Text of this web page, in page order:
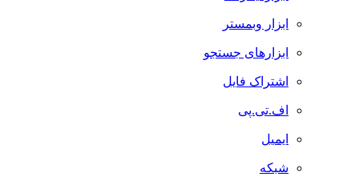
ابزار وبمستر
ابزارهای جستجو
اشتراک فایل
اف.تی.پی
ایمیل
شبکه